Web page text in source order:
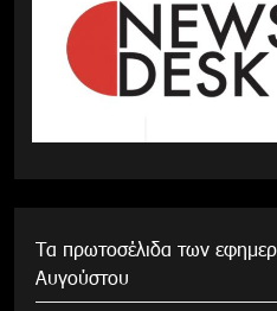
Τα πρωτοσέλιδα των
Αυγούστου